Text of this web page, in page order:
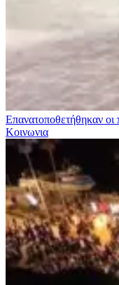
Επανατοποθετήθηκαν οι
Κοινωνια